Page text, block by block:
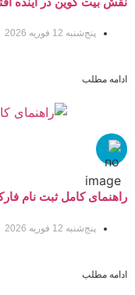
پنج‌شنبه 12 فوریه 2026
ادامه مطلب
راهنمای کامل ثبت نام
پنج‌شنبه 12 فوریه 2026
ادامه مطلب